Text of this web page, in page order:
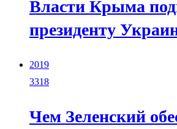
Власти Крыма
президенту
2019
3318
Чем Зеленский